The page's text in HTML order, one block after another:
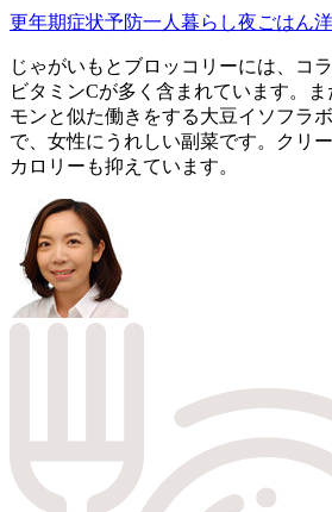
更年期症状予防一人暮らし夜ごはん
じゃがいもとブロッコリーには、コ
ビタミンCが多く含まれています。
モンと似た働きをする大豆イソフラ
で、女性にうれしい副菜です。クリ
カロリーも抑えています。